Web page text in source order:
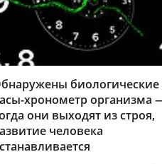
биологические
хронометр организма
они выходят из строя,
человека